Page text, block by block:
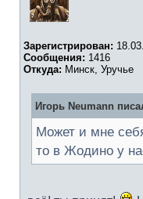
Зарегистрирован:
Сообщения: 1416
Откуда: Минск, Уручье
Игорь Neumann
Может и мне
то в Жодино у